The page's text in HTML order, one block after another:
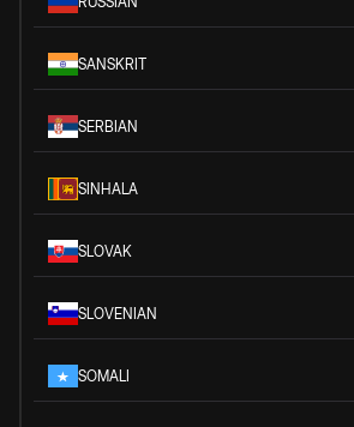
SANSKRIT
SERBIAN
SINHALA
SLOVAK
SLOVENIAN
SOMALI